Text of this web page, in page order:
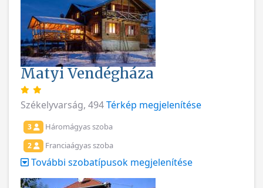
Matyi Vendégháza
Székelyvarság, 494Térkép megjelenítése
3 Háromágyas szoba
2 Franciaágyas szoba
További szobatípusok megjelenítése